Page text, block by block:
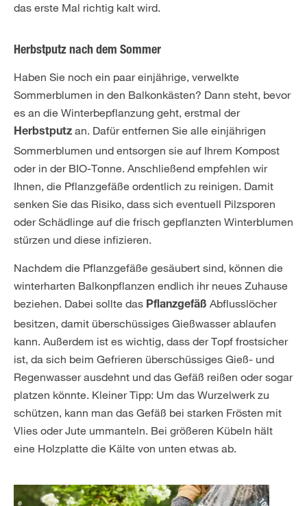
das erste Mal richtig kalt wird.
Herbstputz nach dem Sommer
Haben Sie noch ein paar einjährige, verwelkte
Sommerblumen in den Balkonkästen? Dann steht, bevor
es an die Winterbepflanzung geht, erstmal der
Herbstputz an. Dafür entfernen Sie alle einjährigen
Sommerblumen und entsorgen sie auf Ihrem Kompost
oder in der BIO-Tonne. Anschließend empfehlen wir
Ihnen, die Pflanzgefäße ordentlich zu reinigen. Damit
senken Sie das Risiko, dass sich eventuell Pilzsporen
oder Schädlinge auf die frisch gepflanzten Winterblumen
stürzen und diese infizieren.
Nachdem die Pflanzgefäße gesäubert sind, können die
winterharten Balkonpflanzen endlich ihr neues Zuhause
beziehen. Dabei sollte das Pflanzgefäß Abflusslöcher
besitzen, damit überschüssiges Gießwasser ablaufen
kann. Außerdem ist es wichtig, dass der Topf frostsicher
ist, da sich beim Gefrieren überschüssiges Gieß- und
Regenwasser ausdehnt und das Gefäß reißen oder sogar
platzen könnte. Kleiner Tipp: Um das Wurzelwerk zu
schützen, kann man das Gefäß bei starken Frösten mit
Vlies oder Jute ummanteln. Bei größeren Kübeln hält
eine Holzplatte die Kälte von unten etwas ab.